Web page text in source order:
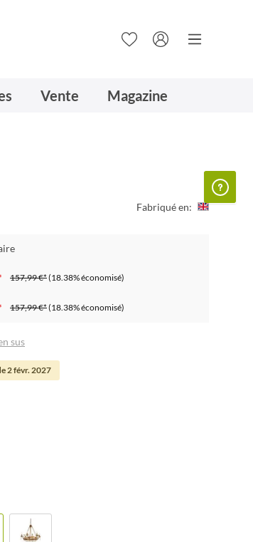
Vente Magazine
Fabriqué en:
157,99 €*(18.38% économisé)
157,99 €*(18.38% économisé)
sus
2 févr. 2027